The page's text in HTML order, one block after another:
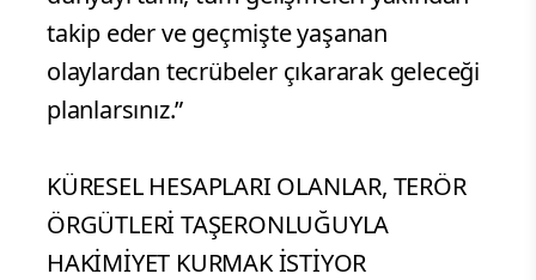
takip eder ve geçmişte yaşanan
olaylardan tecrübeler çıkararak geleceği
planlarsınız.”
KÜRESEL HESAPLARI OLANLAR, TERÖR
ÖRGÜTLERİ TAŞERONLUĞUYLA
HAKİMİYET KURMAK İSTİYOR